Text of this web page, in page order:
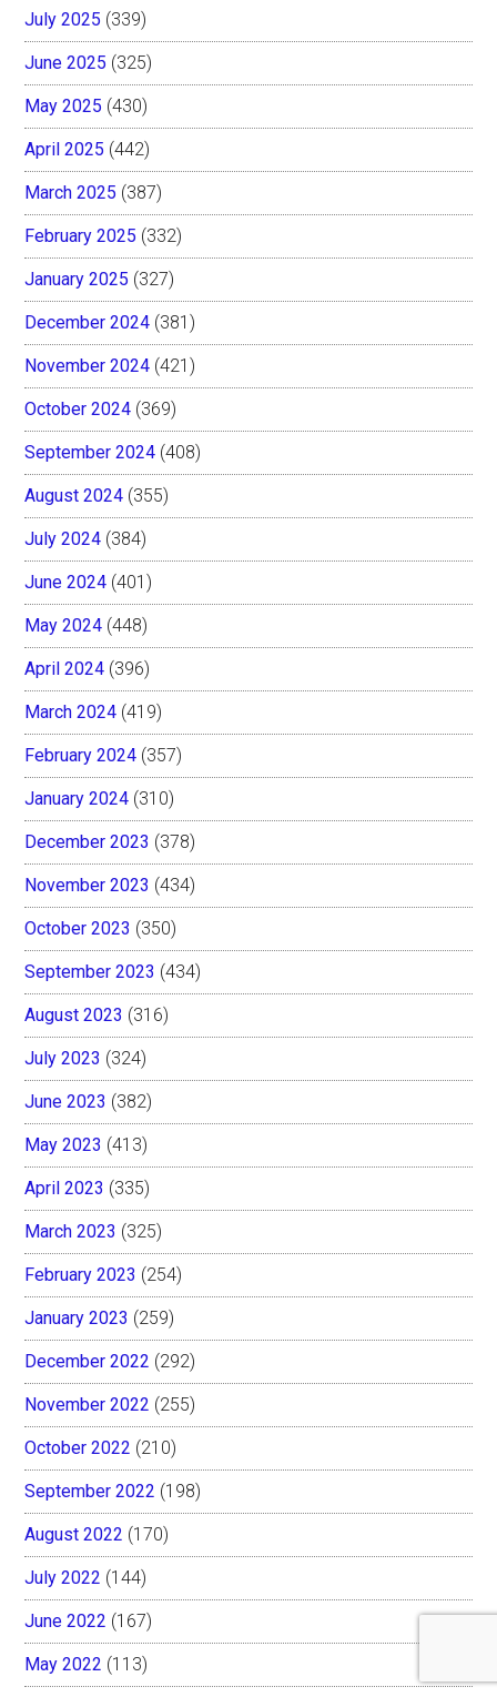
July 2025 (339)
June 2025 (325)
May 2025 (430)
April 2025 (442)
March 2025 (387)
February 2025 (332)
January 2025 (327)
December 2024 (381)
November 2024 (421)
October 2024 (369)
September 2024 (408)
August 2024 (355)
July 2024 (384)
June 2024 (401)
May 2024 (448)
April 2024 (396)
March 2024 (419)
February 2024 (357)
January 2024 (310)
December 2023 (378)
November 2023 (434)
October 2023 (350)
September 2023 (434)
August 2023 (316)
July 2023 (324)
June 2023 (382)
May 2023 (413)
April 2023 (335)
March 2023 (325)
February 2023 (254)
January 2023 (259)
December 2022 (292)
November 2022 (255)
October 2022 (210)
September 2022 (198)
August 2022 (170)
July 2022 (144)
June 2022 (167)
May 2022 (113)